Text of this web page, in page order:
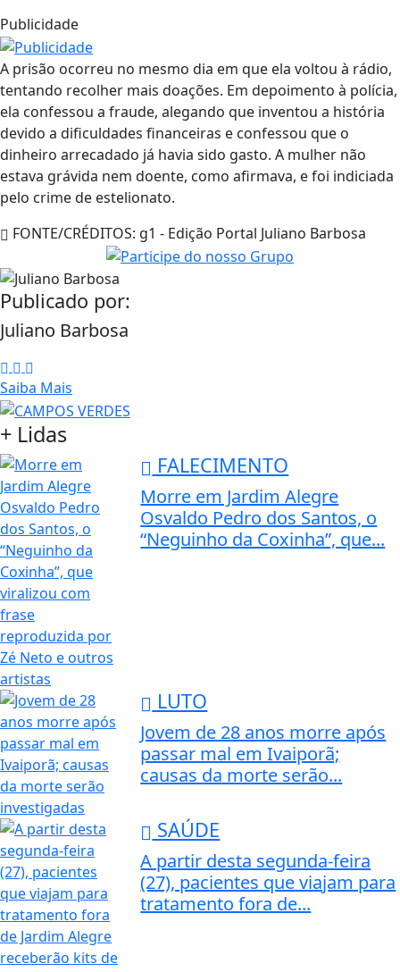
Publicidade
A prisão ocorreu no mesmo dia em que ela voltou à rádio,
tentando recolher mais doações. Em depoimento à polícia,
ela confessou a fraude, alegando que inventou a história
devido a dificuldades financeiras e confessou que o
dinheiro arrecadado já havia sido gasto. A mulher não
estava grávida nem doente, como afirmava, e foi indiciada
pelo crime de estelionato.
FONTE/CRÉDITOS: g1 - Edição Portal Juliano Barbosa
Publicado por:
Juliano Barbosa
Saiba Mais
+ Lidas
FALECIMENTO
Morre em Jardim Alegre
Osvaldo Pedro dos Santos, o
“Neguinho da Coxinha”, que...
LUTO
Jovem de 28 anos morre após
passar mal em Ivaiporã;
causas da morte serão...
SAÚDE
A partir desta segunda-feira
(27), pacientes que viajam para
tratamento fora de...